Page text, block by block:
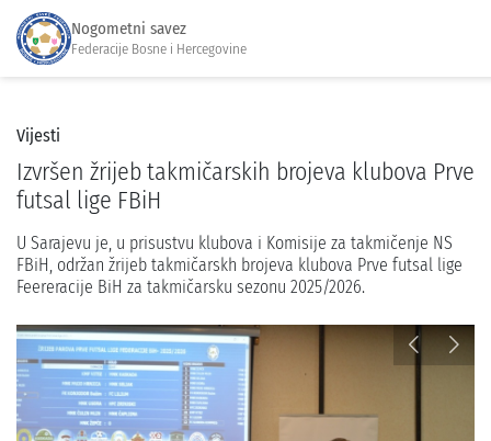
Nogometni savez
Federacije Bosne i Hercegovine
Vijesti
Izvršen žrijeb takmičarskih brojeva klubova Prve
futsal lige FBiH
U Sarajevu je, u prisustvu klubova i Komisije za takmičenje NS
FBiH, održan žrijeb takmičarskh brojeva klubova Prve futsal lige
Feereracije BiH za takmičarsku sezonu 2025/2026.